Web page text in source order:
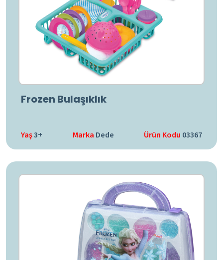
Frozen Bulaşıklık
Yaş3+ Marka Dede Ürün Kodu 03367